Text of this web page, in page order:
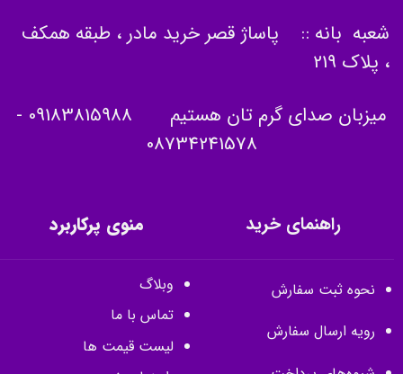
شعبه بانه :: پاساژ قصر خرید مادر ، طبقه همکف
، پلاک 219
میزبان صدای گرم تان هستیم 09183815988
-
08734241578
راهنمای خرید
نحوه ثبت سفارش
رویه ارسال سفارش
منوی پرکاربرد
وبلاگ
تماس با ما
لیست قیمت ها